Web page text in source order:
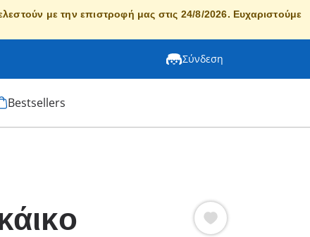
με την επιστροφή μας στις 24/8/2026. Ευχαριστούμε
Σύνδεση
Bestsellers